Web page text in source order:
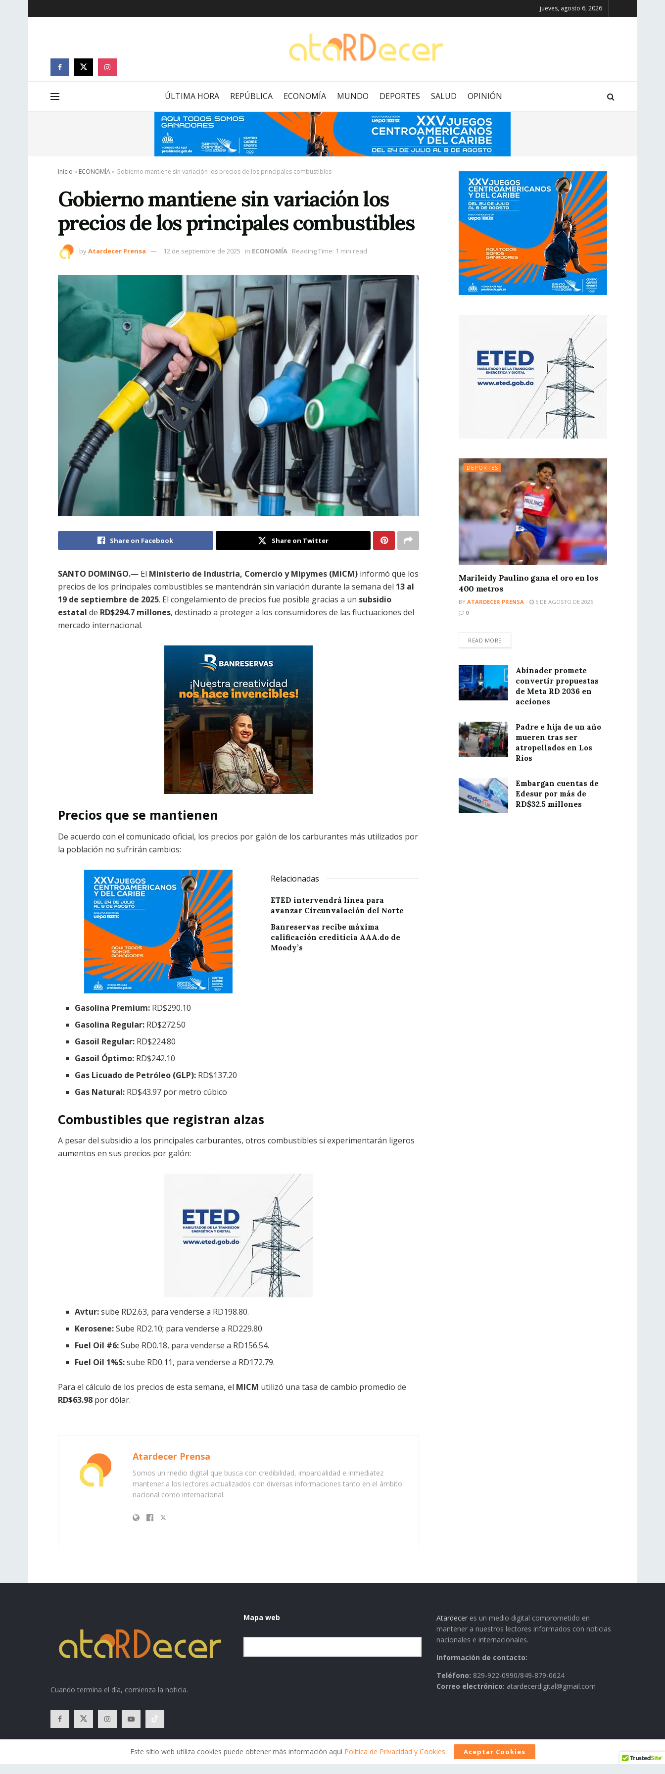
jueves, agosto 6, 2026
ÚLTIMA HORA REPÚBLICA ECONOMÍA MUNDO DEPORTES SALUD OPINIÓN
Inicio » ECONOMÍA» Gobierno mantiene sin variación los precios de los principales combustibles
Gobierno mantiene sin variación los
precios de los principales combustibles
byAtardecer Prensa 12 de septiembre de 2025 in ECONOMÍA Reading Time: 1 min read
Share on Facebook Share on Twitter
SANTO DOMINGO.— El Ministerio de Industria, Comercio y Mipymes (MICM) informó que los
precios de los principales combustibles se mantendrán sin variación durante la semana del 13 al
19 de septiembre de 2025. El congelamiento de precios fue posible gracias a un subsidio
estatal de RD$294.7 millones, destinado a proteger a los consumidores de las fluctuaciones del
mercado internacional.
Precios que se mantienen
De acuerdo con el comunicado oficial, los precios por galón de los carburantes más utilizados por
la población no sufrirán cambios:
Relacionadas
ETED intervendrá línea para
avanzar Circunvalación del Norte
Banreservas recibe máxima
calificación crediticia AAA.do de
Moody’s
Gasolina Premium: RD$290.10
Gasolina Regular: RD$272.50
Gasoil Regular: RD$224.80
Gasoil Óptimo: RD$242.10
Gas Licuado de Petróleo (GLP): RD$137.20
Gas Natural: RD$43.97 por metro cúbico
Combustibles que registran alzas
A pesar del subsidio a los principales carburantes, otros combustibles sí experimentarán ligeros
aumentos en sus precios por galón:
Avtur:sube RD2.63, para venderse a RD198.80.
Kerosene:Sube RD2.10; para venderse a RD229.80.
Fuel Oil #6:Sube RD0.18, para venderse a RD156.54.
Fuel Oil 1%S:sube RD0.11, para venderse a RD172.79.
Para el cálculo de los precios de esta semana, el MICM utilizó una tasa de cambio promedio de
RD$63.98 por dólar.
Atardecer Prensa
Somos un medio digital que busca con credibilidad, imparcialidad e inmediatez
mantener a los lectores actualizados con diversas informaciones tanto en el ámbito
nacional como internacional.
DEPORTES
Marileidy Paulino gana el oro en los
400 metros
BY ATARDECER PRENSA
5 DE AGOSTO DE 2026
0
READ MORE
Abinader promete
convertir propuestas
de Meta RD 2036 en
acciones
Padre e hija de un año
mueren tras ser
atropellados en Los
Ríos
Embargan cuentas de
Edesur por más de
RD$32.5 millones
Cuando termina el día, comienza la noticia.
Mapa web Atardecer es un medio digital comprometido en
mantener a nuestros lectores informados con noticias
nacionales e internacionales.
Información de contacto:
Teléfono: 829-922-0990/849-879-0624
Correo electrónico: atardecerdigital@gmail.com
Este sitio web utiliza cookies puede obtener más información aquí Política de Privacidad y Cookies. Aceptar Cookies